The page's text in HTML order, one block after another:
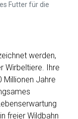
Futter für die
werden,
Wirbeltiere. Ihre
Millionen Jahre
freier Wildbahn